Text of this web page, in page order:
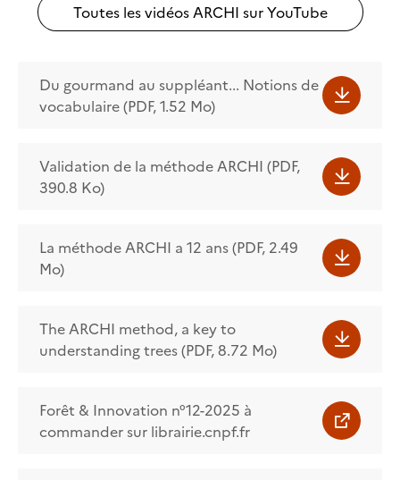
Toutes les vidéos ARCHI sur YouTube
Du gourmand au suppléant... Notions de
vocabulaire (PDF, 1.52 Mo)
Validation de la méthode ARCHI (PDF,
390.8 Ko)
La méthode ARCHI a 12 ans (PDF, 2.49
Mo)
The ARCHI method, a key to
understanding trees (PDF, 8.72 Mo)
Forêt & Innovation n°12-2025 à
commander sur librairie.cnpf.fr